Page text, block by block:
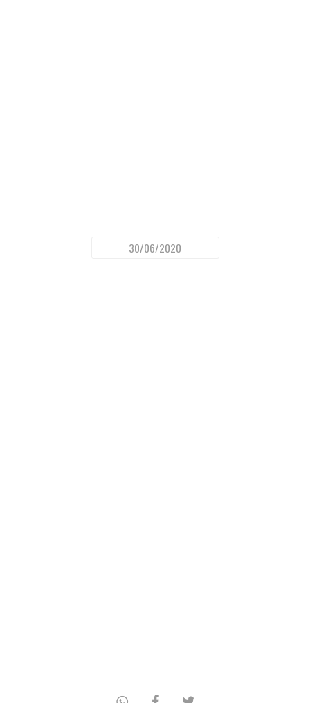
30/06/2020